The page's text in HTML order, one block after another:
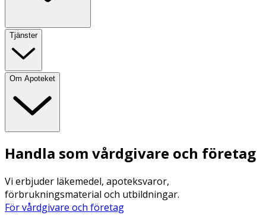
Tjänster
Om Apoteket
Handla som vårdgivare och företag
Vi erbjuder läkemedel, apoteksvaror,
förbrukningsmaterial och utbildningar.
För vårdgivare och företag